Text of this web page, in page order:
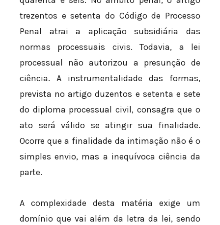
trezentos e setenta do Código de Processo
Penal atrai a aplicação subsidiária das
normas processuais civis. Todavia, a lei
processual não autorizou a presunção de
ciência. A instrumentalidade das formas,
prevista no artigo duzentos e setenta e sete
do diploma processual civil, consagra que o
ato será válido se atingir sua finalidade.
Ocorre que a finalidade da intimação não é o
simples envio, mas a inequívoca ciência da
parte.
A complexidade desta matéria exige um
domínio que vai além da letra da lei, sendo